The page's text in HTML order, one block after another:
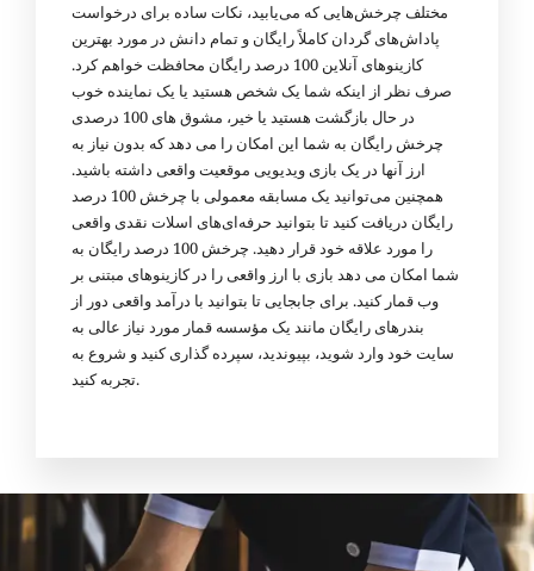
مختلف چرخش‌هایی که می‌یابید، نکات ساده برای درخواست
پاداش‌های گردان کاملاً رایگان و تمام دانش در مورد بهترین
کازینوهای آنلاین 100 درصد رایگان محافظت خواهم کرد.
صرف نظر از اینکه شما یک شخص هستید یا یک نماینده خوب
در حال بازگشت هستید یا خیر، مشوق های 100 درصدی
چرخش رایگان به شما این امکان را می دهد که بدون نیاز به
ارز آنها در یک بازی ویدیویی موقعیت واقعی داشته باشید.
همچنین می‌توانید یک مسابقه معمولی با چرخش 100 درصد
رایگان دریافت کنید تا بتوانید حرفه‌ای‌های اسلات نقدی واقعی
را مورد علاقه خود قرار دهید. چرخش 100 درصد رایگان به
شما امکان می دهد بازی با ارز واقعی را در کازینوهای مبتنی بر
وب قمار کنید. برای جابجایی تا بتوانید با درآمد واقعی دور از
بندرهای رایگان مانند یک مؤسسه قمار مورد نیاز عالی به
سایت خود وارد شوید، بپیوندید، سپرده گذاری کنید و شروع به
تجربه کنید.